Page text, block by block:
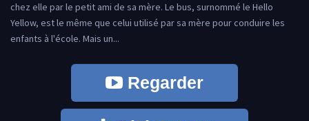
chez elle par le petit ami de sa mère. Le bus, surnommé le Hello
Yellow, est le même que celui utilisé par sa mère pour conduire les
enfants à l'école. Mais un...
Regarder